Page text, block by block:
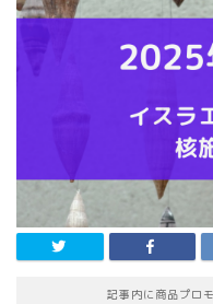
記事内に商品プロ